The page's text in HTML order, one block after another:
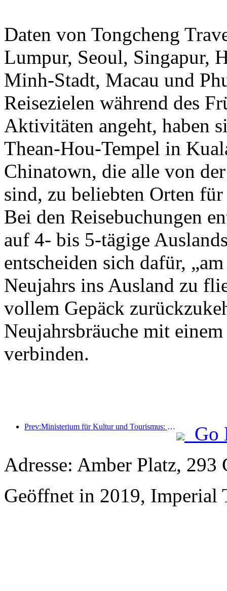
Daten von Tongcheng
Lumpur, Seoul, Singapur,
Minh-Stadt, Macau und
Reisezielen während des
Aktivitäten angeht, haben
Thean-Hou-Tempel in
Chinatown, die alle von
sind, zu beliebten Orten
Bei den Reisebuchungen
auf 4- bis 5-tägige
entscheiden sich dafür,
Neujahrs ins Ausland zu
vollem Gepäck
Neujahrsbräuche mit
verbinden.
Prev:Ministerium für Kultur und Tourismus: Start von 22 thematischen Aktivitäten in 7 großen Bereichen
Go
Adresse: Amber Platz, 293
Geöffnet in 2019, Imperial